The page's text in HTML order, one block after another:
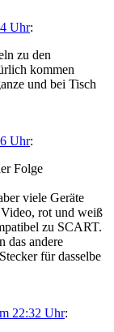
Uhr:
zu den
kommen
und bei Tisch
Uhr:
Folge
viele Geräte
rot und weiß
zu SCART.
das andere
für dasselbe
22:32 Uhr: